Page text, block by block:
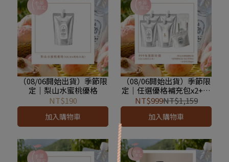
（08/06開始出貨）季節限
定｜梨山水蜜桃優格
NT$190
加入購物車
（08/06開始出貨）季節限
定｜任選優格補充包x2+梨
山水蜜桃優格x2+低溫無調
味綜合堅果x1+奇亞籽
200gx1
NT$999NT$1,159
加入購物車